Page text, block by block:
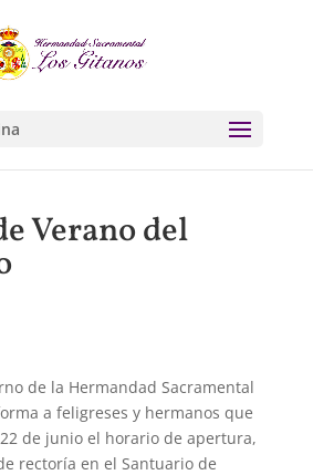
Verano del
de la Hermandad Sacramental
a feligreses y hermanos que
de junio el horario de apertura,
rectoría en el Santuario de